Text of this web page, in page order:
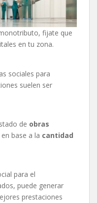
fijate que
en tu zona.
sociales para
suelen ser
de obras
en base a la cantidad
para el
puede generar
prestaciones